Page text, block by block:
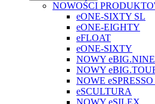
NOWOŚCI
eONE-SIXTY SL
eONE-EIGHTY
eFLOAT
eONE-SIXTY
NOWY eBIG.NINE
NOWY
NOWE
eSCULTURA
NOWY eSILEX